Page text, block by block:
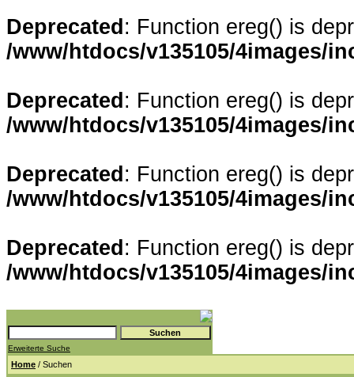
Deprecated : Function ereg() is
/www/htdocs/v135105/4images/
Deprecated : Function ereg() is
/www/htdocs/v135105/4images/
Deprecated : Function ereg() is
/www/htdocs/v135105/4images/
Deprecated : Function ereg() is
/www/htdocs/v135105/4images/
Erweiterte Suche
Home / Suchen